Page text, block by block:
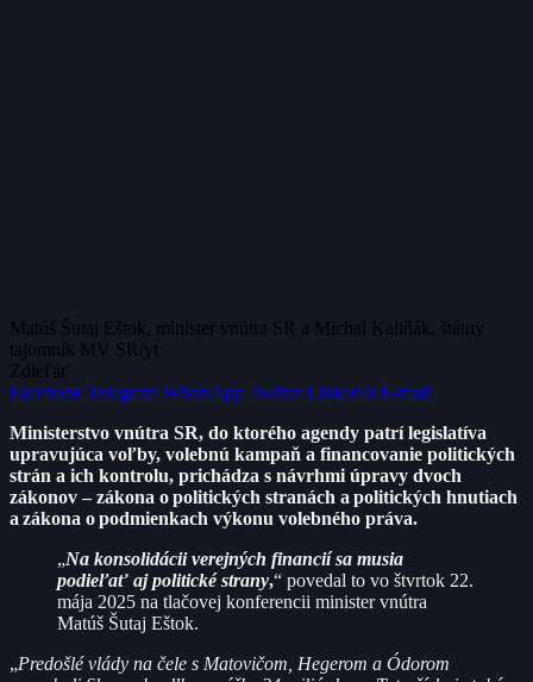
Matúš Šutaj Eštok, minister vnútra SR a Michal Kaliňák, štátny
tajomník MV SR/yt
Zdieľať
Facebook Telegram WhatsApp Twitter LinkedIn E-mail
Ministerstvo vnútra SR, do ktorého agendy patrí legislatíva
upravujúca voľby, volebnú kampaň a financovanie politických
strán a ich kontrolu, prichádza s návrhmi úpravy dvoch
zákonov – zákona o politických stranách a politických hnutiach
a zákona o podmienkach výkonu volebného práva.
„Na konsolidácii verejných financií sa musia
podieľať aj politické strany,“ povedal to vo štvrtok 22.
mája 2025 na tlačovej konferencii minister vnútra
Matúš Šutaj Eštok.
„Predošlé vlády na čele s Matovičom, Hegerom a Ódorom